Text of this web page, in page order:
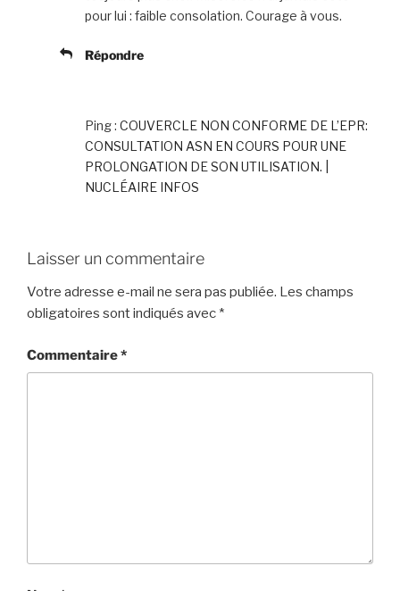
pour lui : faible consolation. Courage à vous.
Répondre
Ping : COUVERCLE NON CONFORME DE L’EPR:
CONSULTATION ASN EN COURS POUR UNE
PROLONGATION DE SON UTILISATION. |
NUCLÉAIRE INFOS
Laisser un commentaire
Votre adresse e-mail ne sera pas publiée. Les champs
obligatoires sont indiqués avec *
Commentaire*